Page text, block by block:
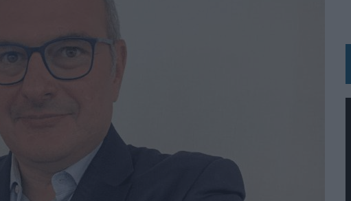
INSPIRADA EN CORNETTO, CALIPPO Y SOLERO
TRANSFORMAR EL PATRIMONIO HISTÓRICO EN ACTIVOS CULTURALES Y ECONÓMICOS
Y ASUME LA GESTIÓN DE SUS RELACIONES CON LOS MEDIOS
CANARIO EN SU ÚLTIMA CAMPAÑA INTERNACIONAL
DE MARCA A LARGO PLAZO Y LA MEDICIÓN SON DOS CARAS DE LA MISMA
LOPESAN HOTELS & RESORTS